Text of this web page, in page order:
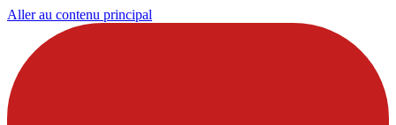
Aller au contenu principal